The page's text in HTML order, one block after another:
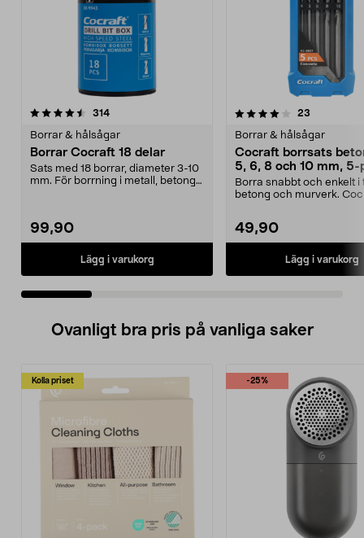
314recensioner
Borrar & hålsågar
Borrar Cocraft 18 delar
Sats med 18 borrar, diameter 3-10
mm. För borrning i metall, betong
99,90
Lägg i varukorg
4.0 av 5 stjärnor 23
Borrar & hålsågar
Cocraft borrsats
5, 6, 8 och 10 mm, 5-
Borra snabbt och enkelt i
betong och murverk.
49,90
Lägg i varukorg
4.0 av 5 stjärnor
Ovanligt bra pris på vanliga saker
Kolla priset -25%